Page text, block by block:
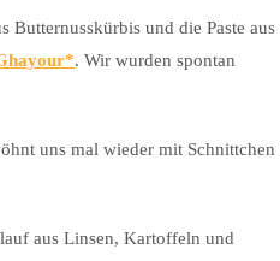
Butternusskürbis und die Paste aus
. Wir wurden spontan
uns mal wieder mit Schnittchen
aus Linsen, Kartoffeln und